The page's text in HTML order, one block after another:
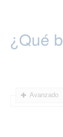
¿Qué
Avanzado